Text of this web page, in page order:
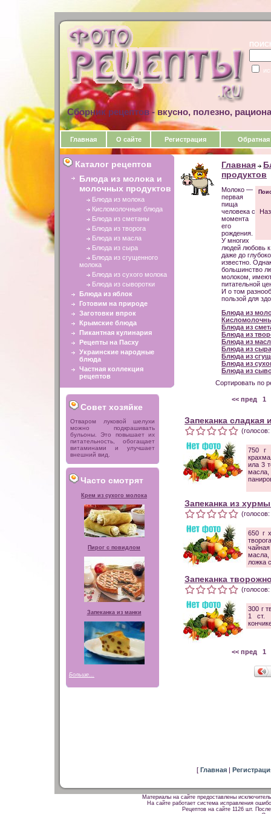
Сборник рецептов - вкусно, полезно,
Главная О сайте Регистрация Обратная
Каталог рецептов
Блюда из молока и
молочных продуктов
Блюда из молока
Кисломолочные блюда
Блюда из сметаны
Блюда из творога
Блюда из масла
Блюда из сыра
Блюда из сгущенного
молока
Блюда из сухого молока
Блюда из сыворотки
Блюда из яблок
Готовим на природе
Заготовки впрок
Крымские блюда
Пикантная кулинария
Рецепты на Пасху
Украинские народные
блюда
Частная коллекция
рецептов
Совет хозяйке
Отваром луковой шелухи
можно подкрашивать
бульоны. Это повышает их
питательность, обогащает
витаминами и улучшает
внешний вид.
Часто смотрят
Крем из сухого молока
Пирог с повидлом
Запеканка из манки
Больше...
Главная
продуктов
Молоко —
первая
пища
человека с
момента
его
рождения.
У многих
людей любовь к
даже до
известно.
большинство
молоком,
питательной
И о том
пользой для
Блюда из
Блюда из
Блюда из
Блюда из
Блюда из сыра
Блюда из
Блюда из
Блюда из
Сортировать по
<< пред 1
Запеканка сладкая
750 г
ила 3
масла,
Запеканка из
650 г
масла,
ложка
Запеканка
300 г
1 ст.
<< пред 1
[ Главная |
Материалы на сайте предоставлены
На сайте работает система исправления
Рецептов на сайте 1126 шт.